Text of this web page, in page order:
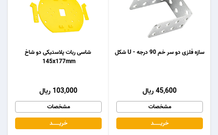
شاسی ربات پلاستیکی دو شاخ
145x177mm
103,000 ریال
مشخصات
خریـــــــد
سازه فلزی دو سر خم 90 درجه - U شکل
45,600 ریال
مشخصات
خریـــــــد